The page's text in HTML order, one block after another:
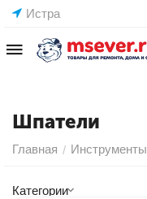
Истра
Шпатели
Главная / Инструменты
Категории